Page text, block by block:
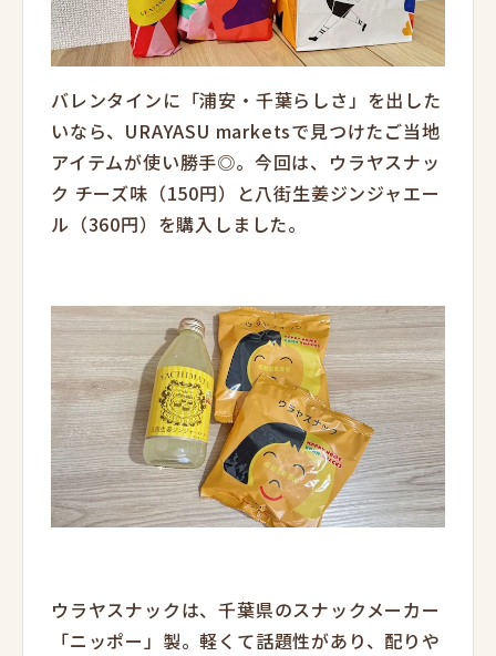
バレンタインに「浦安・千葉らしさ」を出した
いなら、URAYASU marketsで見つけたご当地
アイテムが使い勝手◎。今回は、ウラヤスナッ
ク チーズ味（150円）と八街生姜ジンジャエー
ル（360円）を購入しました。
ウラヤスナックは、千葉県のスナックメーカー
「ニッポー」製。軽くて話題性があり、配りや